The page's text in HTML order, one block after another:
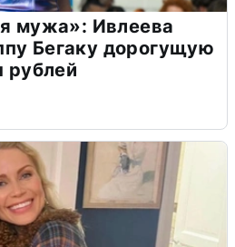
мужа»: Ивлеева
Бегаку дорогущую
рублей